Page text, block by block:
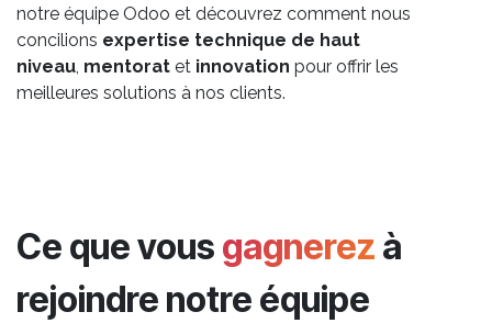
notre équipe Odoo et découvrez comment nous
concilions expertise technique de haut
niveau, mentorat et innovation pour offrir les
meilleures solutions à nos clients.
Ce que vous gagnerez à
rejoindre notre équipe